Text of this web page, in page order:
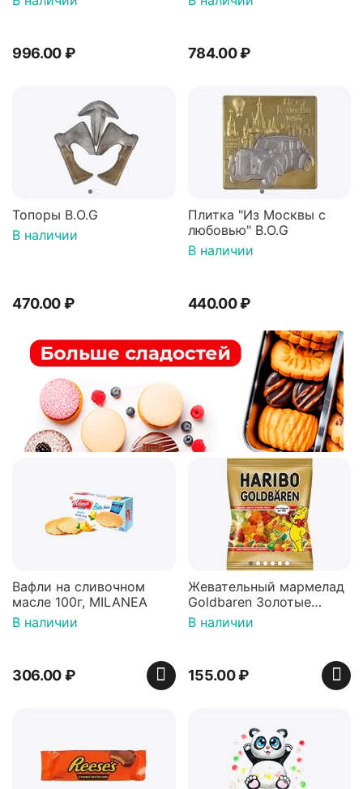
начинкой 100г*2штуки
996.00₽ 784.00₽
Топоры B.O.G
В наличии
470.00₽
Плитка "Из Москвы с
любовью" B.O.G
В наличии
440.00₽
Вафли на сливочном
масле 100г, MILANEA
В наличии
306.00₽
Жевательный мармелад
Goldbaren Золотые
мишки 100г, Германия
В наличии
155.00₽